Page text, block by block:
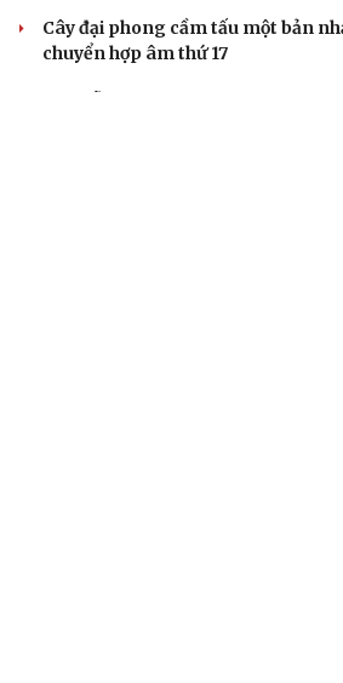
Cây đại phong cầm tấu một bản
chuyển hợp âm thứ 17
Hoa sữa